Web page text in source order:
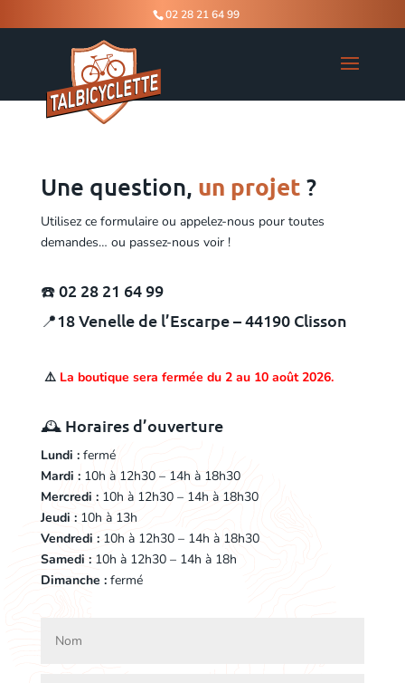
02 28 21 64 99
Une question, un projet ?
Utilisez ce formulaire ou appelez-nous pour toutes
demandes… ou passez-nous voir !
☎️02 28 21 64 99
📍18 Venelle de l’Escarpe – 44190 Clisson
⚠️ La boutique sera fermée du 2 au 10 août 2026.
🕰️ Horaires d’ouverture
Lundi : fermé
Mardi : 10h à 12h30 – 14h à 18h30
Mercredi : 10h à 12h30 – 14h à 18h30
Jeudi : 10h à 13h
Vendredi : 10h à 12h30 – 14h à 18h30
Samedi : 10h à 12h30 – 14h à 18h
Dimanche : fermé​